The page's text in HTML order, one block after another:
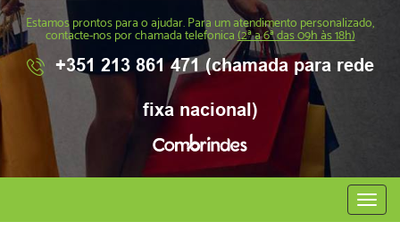
Estamos prontos para o ajudar. Para um atendimento personalizado,
contacte-nos por chamada telefonica(2ª a 6ª das 09h às 18h)
+351 213 861 471 (chamada para rede
fixa nacional)
Abrir
menu